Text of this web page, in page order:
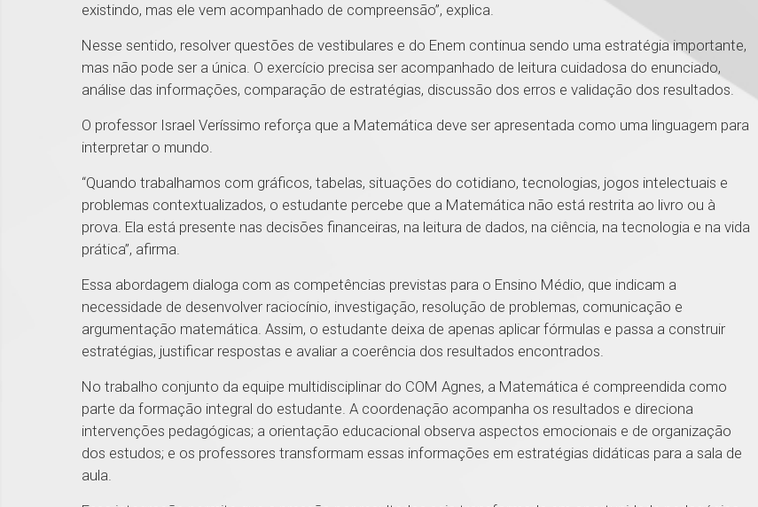
existindo, mas ele vem acompanhado de compreensão”, explica.
Nesse sentido, resolver questões de vestibulares e do Enem continua sendo uma estratégia importante,
mas não pode ser a única. O exercício precisa ser acompanhado de leitura cuidadosa do enunciado,
análise das informações, comparação de estratégias, discussão dos erros e validação dos resultados.
O professor Israel Veríssimo reforça que a Matemática deve ser apresentada como uma linguagem para
interpretar o mundo.
“Quando trabalhamos com gráficos, tabelas, situações do cotidiano, tecnologias, jogos intelectuais e
problemas contextualizados, o estudante percebe que a Matemática não está restrita ao livro ou à
prova. Ela está presente nas decisões financeiras, na leitura de dados, na ciência, na tecnologia e na vida
prática”, afirma.
Essa abordagem dialoga com as competências previstas para o Ensino Médio, que indicam a
necessidade de desenvolver raciocínio, investigação, resolução de problemas, comunicação e
argumentação matemática. Assim, o estudante deixa de apenas aplicar fórmulas e passa a construir
estratégias, justificar respostas e avaliar a coerência dos resultados encontrados.
No trabalho conjunto da equipe multidisciplinar do COM Agnes, a Matemática é compreendida como
parte da formação integral do estudante. A coordenação acompanha os resultados e direciona
intervenções pedagógicas; a orientação educacional observa aspectos emocionais e de organização
dos estudos; e os professores transformam essas informações em estratégias didáticas para a sala de
aula.